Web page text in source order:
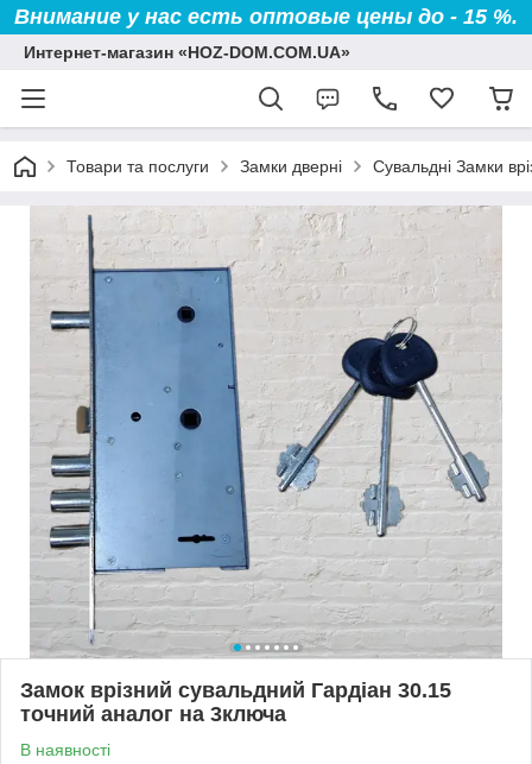
Внимание у нас есть оптовые цены до - 15 %.
Интернет-магазин «HOZ-DOM.COM.UA»
Товари та послуги Замки дверні Сувальдні Замки
Замок врізний сувальдний Гардіан 30.15
точний аналог на 3ключа
В наявності